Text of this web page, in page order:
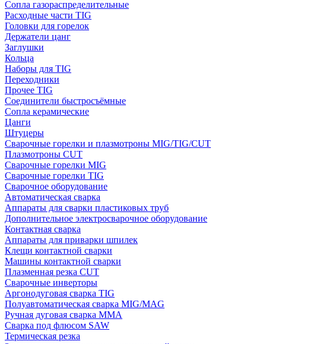
Сопла газораспределительные
Расходные части TIG
Головки для горелок
Держатели цанг
Заглушки
Кольца
Наборы для TIG
Переходники
Прочее TIG
Соединители быстросъёмные
Сопла керамические
Цанги
Штуцеры
Сварочные горелки и плазмотроны MIG/TIG/CUT
Плазмотроны CUT
Сварочные горелки MIG
Сварочные горелки TIG
Сварочное оборудование
Автоматическая сварка
Аппараты для сварки пластиковых труб
Дополнительное электросварочное оборудование
Контактная сварка
Аппараты для приварки шпилек
Клещи контактной сварки
Машины контактной сварки
Плазменная резка CUT
Сварочные инверторы
Аргонодуговая сварка TIG
Полуавтоматическая сварка MIG/MAG
Ручная дуговая сварка MMA
Сварка под флюсом SAW
Термическая резка